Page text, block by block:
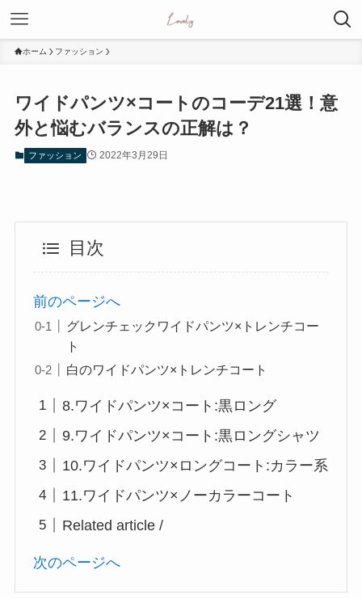
ホーム ファッション
ワイドパンツ×コートのコーデ21選！意
外と悩むバランスの正解は？
ファッション 2022年3月29日
目次
前のページへ
グレンチェックワイドパンツ×トレンチコー
ト
白のワイドパンツ×トレンチコート
8.ワイドパンツ×コート:黒ロング
9.ワイドパンツ×コート:黒ロングシャツ
10.ワイドパンツ×ロングコート:カラー系
11.ワイドパンツ×ノーカラーコート
Related article /
次のページへ